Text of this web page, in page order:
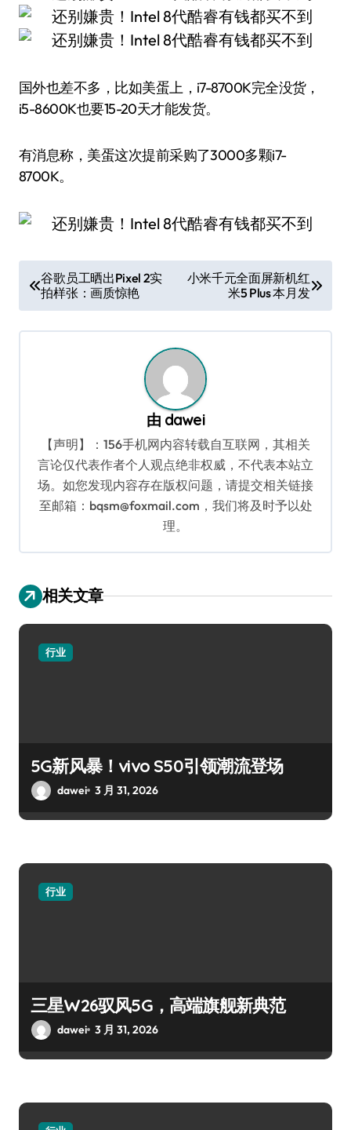
国外也差不多，比如美蛋上，i7-8700K完全没货，
i5-8600K也要15-20天才能发货。
有消息称，美蛋这次提前采购了3000多颗i7-
8700K。
章
导
谷歌员工晒出Pixel 2实
拍样张：画质惊艳
小米千元全面屏新机红
米5 Plus 本月发
由 dawei
【声明】：156手机网内容转载自互联网，其相关
言论仅代表作者个人观点绝非权威，不代表本站立
场。如您发现内容存在版权问题，请提交相关链接
至邮箱：bqsm@foxmail.com，我们将及时予以处
理。
相关文章
行业
5G新风暴！vivo S50引领潮流登场
dawei 3 月 31, 2026
行业
三星W26驭风5G，高端旗舰新典范
dawei 3 月 31, 2026